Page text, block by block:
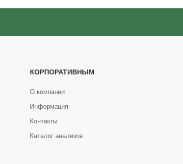
КОРПОРАТИВНЫМ
О компании
Информация
Контакты
Каталог анализов